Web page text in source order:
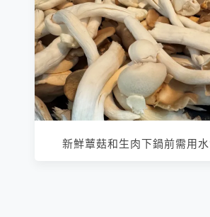
新鮮蕈菇和生肉下鍋前需用水